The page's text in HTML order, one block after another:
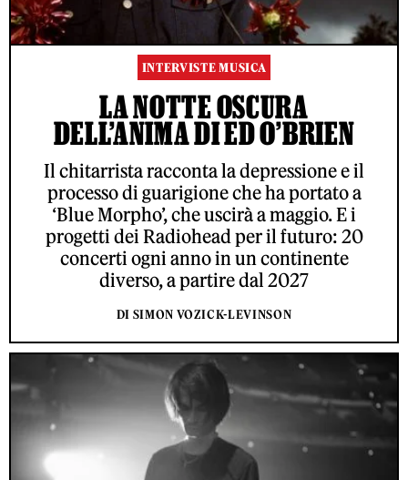
INTERVISTE MUSICA
LA NOTTE OSCURA
DELL’ANIMA DI ED O’BRIEN
Il chitarrista racconta la depressione e il
processo di guarigione che ha portato a
‘Blue Morpho’, che uscirà a maggio. E i
progetti dei Radiohead per il futuro: 20
concerti ogni anno in un continente
diverso, a partire dal 2027
DI SIMON VOZICK-LEVINSON